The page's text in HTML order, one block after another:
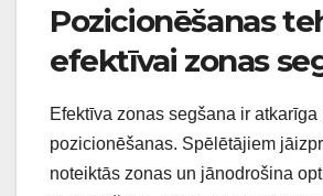
Pozicionēšanas
efektīvai zonas
Efektīva zonas segšana ir
pozicionēšanas. Spēlētājiem
noteiktās zonas un jānodrošina